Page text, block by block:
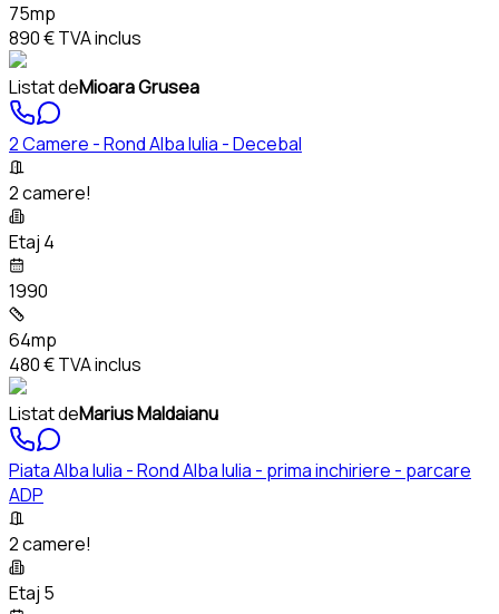
75mp
890 €TVA inclus
Listat deMioara Grusea
2 Camere - Rond Alba Iulia - Decebal
2 camere!
Etaj 4
1990
64mp
480 €TVA inclus
Listat deMarius Maldaianu
Piata Alba Iulia - Rond Alba Iulia - prima inchiriere - parcare
ADP
2 camere!
Etaj 5